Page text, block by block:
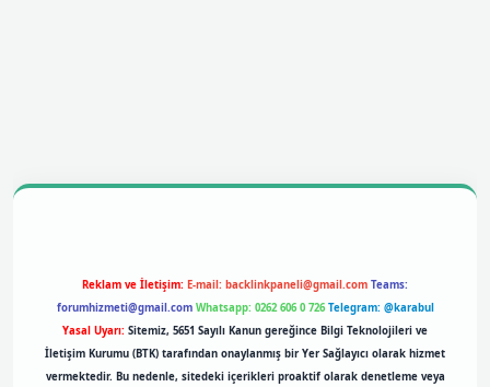
Reklam ve İletişim: E-mail: backlinkpaneli@gmail.com Teams:
forumhizmeti@gmail.com Whatsapp: 0262 606 0 726 Telegram: @karabul
Yasal Uyarı: Sitemiz, 5651 Sayılı Kanun gereğince Bilgi Teknolojileri ve
İletişim Kurumu (BTK) tarafından onaylanmış bir Yer Sağlayıcı olarak hizmet
vermektedir. Bu nedenle, sitedeki içerikleri proaktif olarak denetleme veya